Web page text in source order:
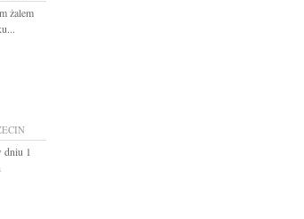
żalem
dniu 1